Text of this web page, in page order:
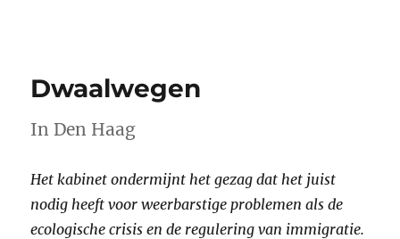
Dwaalwegen
In Den Haag
Het kabinet ondermijnt het gezag dat het juist
nodig heeft voor weerbarstige problemen als de
ecologische crisis en de regulering van immigratie.